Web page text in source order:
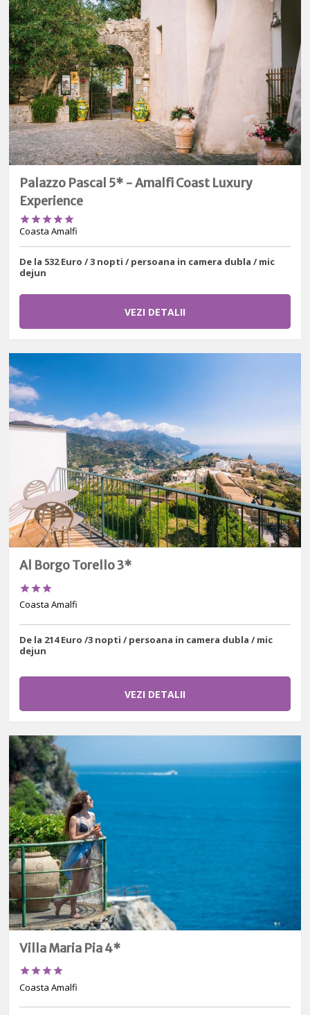
Palazzo Pascal 5* - Amalfi Coast Luxury
Experience

Coasta Amalfi
De la 532 Euro / 3 nopti / persoana in camera dubla / mic
dejun
VEZI DETALII
Al Borgo Torello 3*

Coasta Amalfi
De la 214 Euro /3 nopti / persoana in camera dubla / mic
dejun
VEZI DETALII
Villa Maria Pia 4*

Coasta Amalfi